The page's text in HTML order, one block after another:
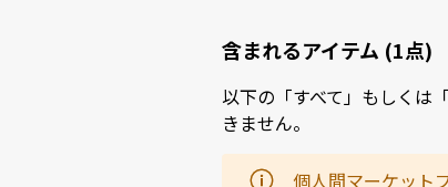
含まれるアイテム (1点)
以下の「すべて」もしくは
きません。
個人間マーケット